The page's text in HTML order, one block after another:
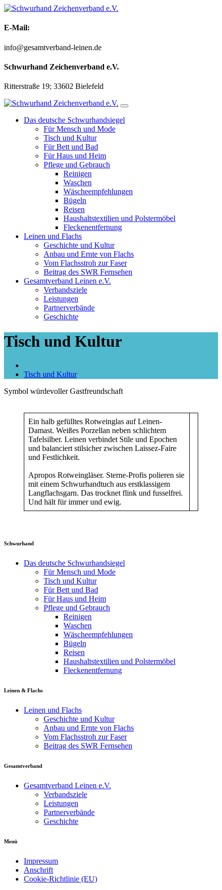
Zum
springen
E-Mail:
info@gesamtverband-leinen.de
Schwurhand Zeichenverband e.V.
Ritterstraße 19; 33602 Bielefeld
Das deutsche Schwurhandsiegel
Für Mensch und Mode
Tisch und Kultur
Für Bett und Bad
Für Haus und Heim
Pflege und Gebrauch
Reinigen
Waschen
Wäscheempfehlungen
Bügeln
Reisen
Haushaltstextilien und Polstermöbel
Fleckenentfernung
Leinen und Flachs
Geschichte und Kultur
Anbau und Ernte von Flachs
Vom Flachsstroh zur Faser
Beitrag des SWR Fernsehen
Gesamtverband Leinen e.V.
Verbandsziele
Leistungen
Partnerverbände
Geschichte
Tisch und Kultur
Tisch und Kultur
Symbol würdevoller Gastfreundschaft
Ein halb gefülltes Rotweinglas auf Leinen-
Damast. Weißes Porzellan neben schlichtem
Tafelsilber. Leinen verbindet Stile und Epochen
und balanciert stilsicher zwischen Laissez-Faire
und Festlichkeit.
Apropos Rotweingläser. Sterne-Profis polieren sie
mit einem Schwurhandtuch aus erstklassigem
Langflachsgarn. Das trocknet flink und fusselfrei.
Und hält für immer und ewig.
Schwurhand
Das deutsche Schwurhandsiegel
Für Mensch und Mode
Tisch und Kultur
Für Bett und Bad
Für Haus und Heim
Pflege und Gebrauch
Reinigen
Waschen
Wäscheempfehlungen
Bügeln
Reisen
Haushaltstextilien und Polstermöbel
Fleckenentfernung
Leinen & Flachs
Leinen und Flachs
Geschichte und Kultur
Anbau und Ernte von Flachs
Vom Flachsstroh zur Faser
Beitrag des SWR Fernsehen
Gesamtverband
Gesamtverband Leinen e.V.
Verbandsziele
Leistungen
Partnerverbände
Geschichte
Menü
Impressum
Anschrift
Cookie-Richtlinie (EU)